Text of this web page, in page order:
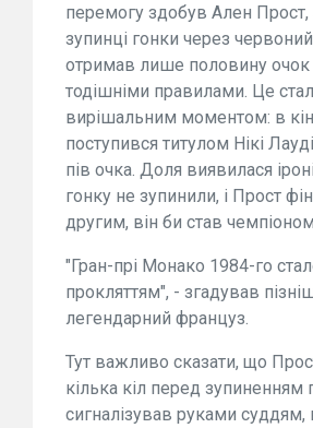
перемогу здобув Ален Прост,
зупинці гонки через
отримав лише половину очок
тодішніми правилами. Це
вирішальним моментом: в
поступився титулом Нікі
пів очка. Доля виявилася
гонку не зупинили, і Прост
другим, він би став чемпіоном
"Гран-прі Монако 1984-го
прокляттям", - згадував
легендарний француз.
Тут важливо сказати, що
кілька кіл перед зупиненням
сигналізував руками